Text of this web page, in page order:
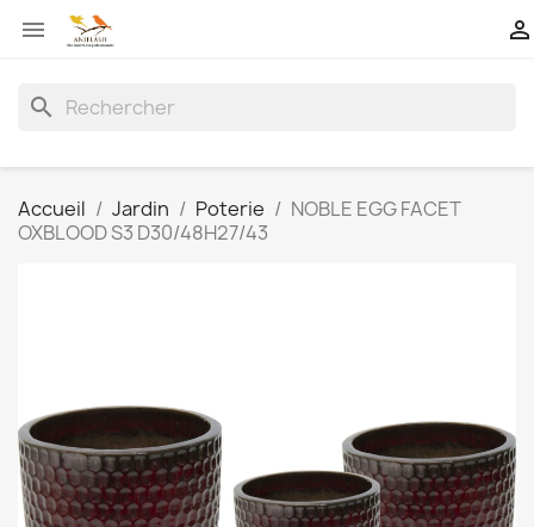
 
search
Accueil Jardin Poterie
NOBLE EGG FACET
OXBLOOD S3 D30/48H27/43